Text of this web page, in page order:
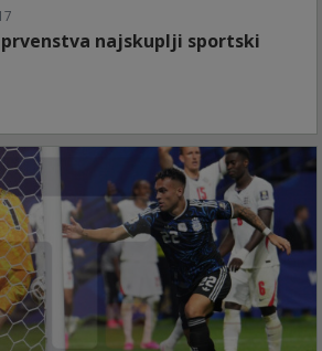
najskuplji sportski